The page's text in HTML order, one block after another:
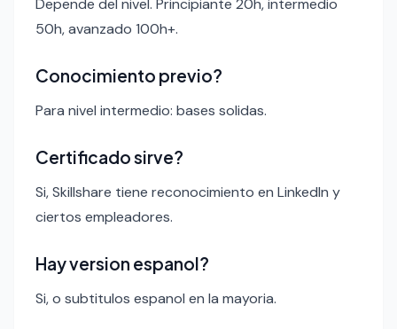
Depende del nivel. Principiante 20h, intermedio
50h, avanzado 100h+.
Conocimiento previo?
Para nivel intermedio: bases solidas.
Certificado sirve?
Si, Skillshare tiene reconocimiento en LinkedIn y
ciertos empleadores.
Hay version espanol?
Si, o subtitulos espanol en la mayoria.